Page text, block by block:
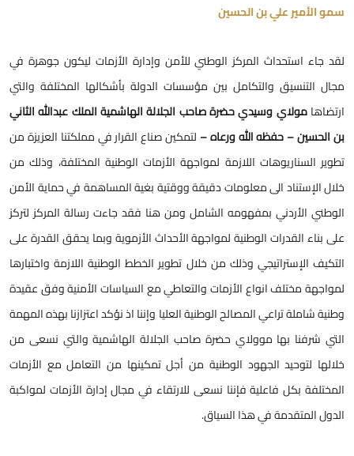
سمو الأمير علي بن الحسين
لقد جاء استحداث المركز الوطني للأمن وإدارة الأزمات ليكون جوهرة في
مجال التنسيق والتكامل بين مؤسسات الدولة بأشكالها المختلفة والتي
ارتضاهامولاي وسيدي حضرة صاحب الجلالة الهاشمية الملك عبدالله الثاني
بن الحسين – حفظه الله ورعاه – لتمكين صناع القرار في مملكتنا العزيزة من
تطوير السناريوهات اللازمة لمواجهة الأزمات الوطنية المختلفة، وذلك من
خلال الإستناد الى معلومات دقيقة ووقتية بغية المساهمة في حماية الأمن
الوطني الأردني بمفهومه الشامل ومن هنا فقد جاءت رسالة المركز لتركز
على بناء القدرات الوطنية لمواجهة الأحداث الأزموية وبما يحقق القدرة على
التكيف الإستراتيجي وذلك من خلال تطوير الخطط الوطنية اللازمة واختبارها
لمواجهة مختلف انواع الأزمات والتعاطي مع السياسات الأمنية وفق عقيدة
وطنية شاملة تراعي المصالح الوطنية العليا وإننا اذ نؤكد اعتزازنا بهذه المهمة
التي شرفنا بها موولاي حضرة صاحب الجلالة الهاشمية والتي نسعى من
خلالها لتوحيد الجهود الوطنية من أجل تمكينها من التعامل مع الأزمات
المختلفة بكل فاعلية فإننا نسعى للارتقاء في مجال إدارة الأزمات لمواكبة
الدول المتقدمة في هذا السياق.